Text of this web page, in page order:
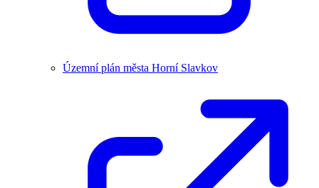
Územní plán města Horní Slavkov